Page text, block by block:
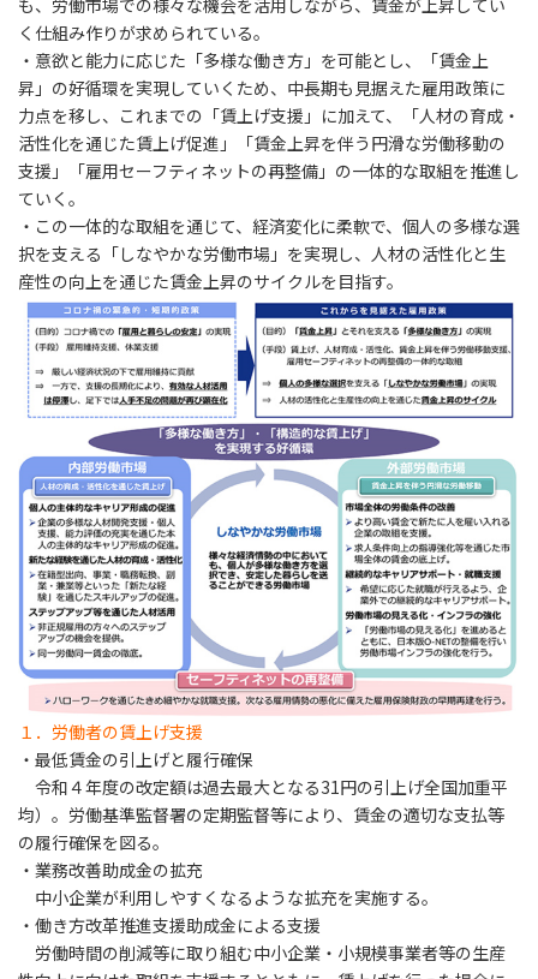
く仕組み作りが求められている。
・意欲と能力に応じた「多様な働き方」を可能とし、「賃金上
昇」の好循環を実現していくため、中長期も見据えた雇用政策に
力点を移し、これまでの「賃上げ支援」に加えて、「人材の育成・
活性化を通じた賃上げ促進」「賃金上昇を伴う円滑な労働移動の
支援」「雇用セーフティネットの再整備」の一体的な取組を推進し
ていく。
・この一体的な取組を通じて、経済変化に柔軟で、個人の多様な選
択を支える「しなやかな労働市場」を実現し、人材の活性化と生
産性の向上を通じた賃金上昇のサイクルを目指す。
１．労働者の賃上げ支援
・最低賃金の引上げと履行確保
令和４年度の改定額は過去最大となる31円の引上げ全国加重平
均）。労働基準監督署の定期監督等により、賃金の適切な支払等
の履行確保を図る。
・業務改善助成金の拡充
中小企業が利用しやすくなるような拡充を実施する。
・働き方改革推進支援助成金による支援
労働時間の削減等に取り組む中小企業・小規模事業者等の生産